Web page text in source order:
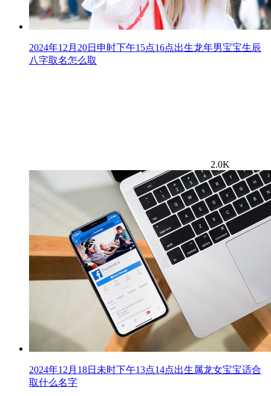
2024年12月20日申时下午15点16点出生龙年男宝宝生辰
八字取名怎么取
2.0K
2024年12月18日未时下午13点14点出生属龙女宝宝适合
取什么名字